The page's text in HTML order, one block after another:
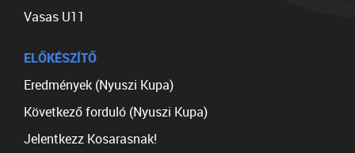
Vasas U11
ELŐKÉSZÍTŐ
Eredmények (Nyuszi Kupa)
Következő forduló (Nyuszi Kupa)
Jelentkezz Kosarasnak!